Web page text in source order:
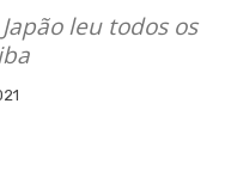
leu todos os